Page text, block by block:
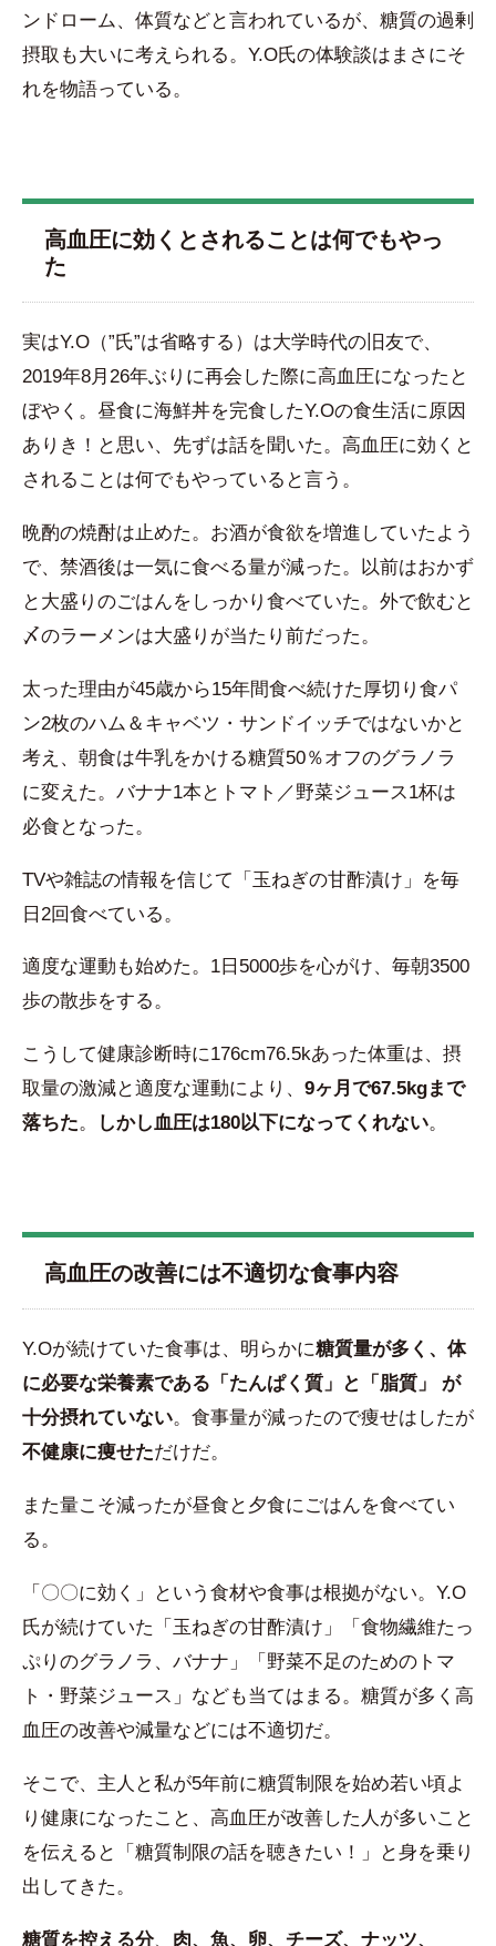
ンドローム、体質などと言われているが、糖質の過剰
摂取も大いに考えられる。Y.O氏の体験談はまさにそ
れを物語っている。
高血圧に効くとされることは何でもやっ
た
実はY.O（”氏”は省略する）は大学時代の旧友で、
2019年8月26年ぶりに再会した際に高血圧になったと
ぼやく。昼食に海鮮丼を完食したY.Oの食生活に原因
ありき！と思い、先ずは話を聞いた。高血圧に効くと
されることは何でもやっていると言う。
晩酌の焼酎は止めた。お酒が食欲を増進していたよう
で、禁酒後は一気に食べる量が減った。以前はおかず
と大盛りのごはんをしっかり食べていた。外で飲むと
〆のラーメンは大盛りが当たり前だった。
太った理由が45歳から15年間食べ続けた厚切り食パ
ン2枚のハム＆キャベツ・サンドイッチではないかと
考え、朝食は牛乳をかける糖質50％オフのグラノラ
に変えた。バナナ1本とトマト／野菜ジュース1杯は
必食となった。
TVや雑誌の情報を信じて「玉ねぎの甘酢漬け」を毎
日2回食べている。
適度な運動も始めた。1日5000歩を心がけ、毎朝3500
歩の散歩をする。
こうして健康診断時に176cm76.5kあった体重は、摂
取量の激減と適度な運動により、 9ヶ月で67.5kgまで
落ちた。 しかし血圧は180以下になってくれない。
高血圧の改善には不適切な食事内容
Y.Oが続けていた食事は、明らかに糖質量が多く、体
に必要な栄養素である「たんぱく質」と「脂質」 が
十分摂れていない。食事量が減ったので痩せはしたが
不健康に痩せただけだ。
また量こそ減ったが昼食と夕食にごはんを食べてい
る。
「〇〇に効く」という食材や食事は根拠がない。Y.O
氏が続けていた「玉ねぎの甘酢漬け」「食物繊維たっ
ぷりのグラノラ、バナナ」「野菜不足のためのトマ
ト・野菜ジュース」なども当てはまる。糖質が多く高
血圧の改善や減量などには不適切だ。
そこで、主人と私が5年前に糖質制限を始め若い頃よ
り健康になったこと、高血圧が改善した人が多いこと
を伝えると「糖質制限の話を聴きたい！」と身を乗り
出してきた。
糖質を控える分、 肉、魚、卵、チーズ、ナッツ、